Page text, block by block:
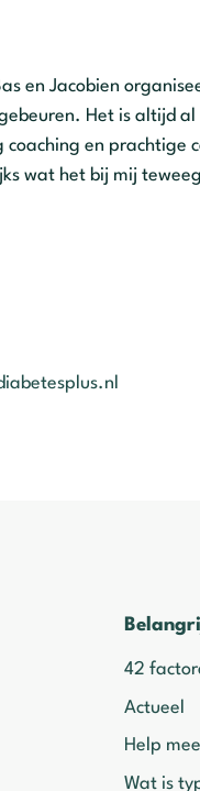
en Jacobien
Het is altijd al
en prachtige
wat het bij mij
42
Actueel
Help mee
Wat is